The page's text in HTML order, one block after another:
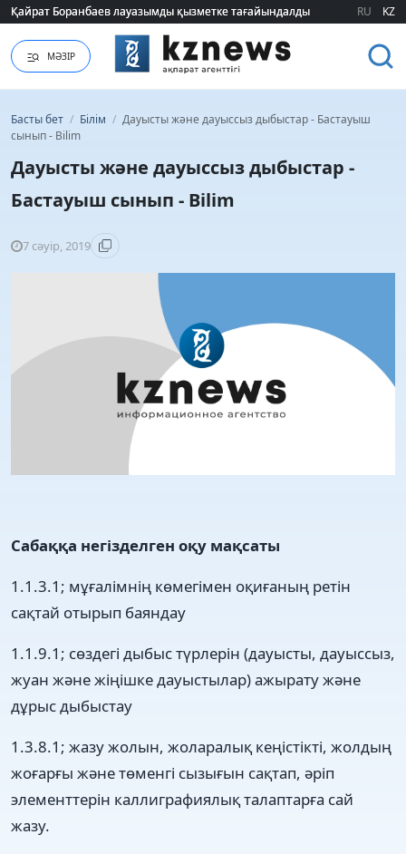
Қайрат Боранбаев лауазымды қызметке тағайындалды
Қайрат Боранбаев лауазымды қызметке тағайындалды RU KZ
МӘЗІР
Басты бет / Білім / Дауысты және дауыссыз дыбыстар - Бастауыш
сынып - Bilim
Дауысты және дауыссыз дыбыстар -
Бастауыш сынып - Bilim
7 сәуір, 2019
Сабаққа негізделген оқу мақсаты
1.1.3.1; мұғалімнің көмегімен оқиғаның ретін
сақтай отырып баяндау
1.1.9.1; сөздегі дыбыс түрлерін (дауысты, дауыссыз,
жуан жəне жіңішке дауыстылар) ажырату жəне
дұрыс дыбыстау
1.3.8.1; жазу жолын, жоларалық кеңістікті, жолдың
жоғарғы жəне төменгі сызығын сақтап, əріп
элементтерін каллиграфиялық талаптарға сай
жазу.